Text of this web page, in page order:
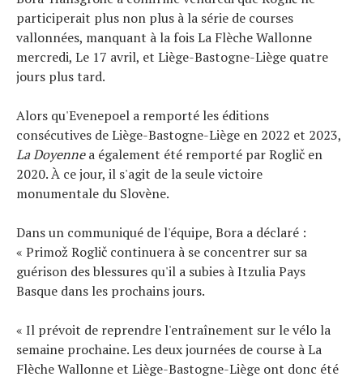
participerait plus non plus à la série de courses
vallonnées, manquant à la fois La Flèche Wallonne
mercredi, Le 17 avril, et Liège-Bastogne-Liège quatre
jours plus tard.
Alors qu'Evenepoel a remporté les éditions
consécutives de Liège-Bastogne-Liège en 2022 et 2023,
La Doyennea également été remporté par Roglič en
2020. À ce jour, il s'agit de la seule victoire
monumentale du Slovène.
Dans un communiqué de l'équipe, Bora a déclaré :
« Primož Roglič continuera à se concentrer sur sa
guérison des blessures qu'il a subies à Itzulia Pays
Basque dans les prochains jours.
« Il prévoit de reprendre l'entraînement sur le vélo la
semaine prochaine. Les deux journées de course à La
Flèche Wallonne et Liège-Bastogne-Liège ont donc été